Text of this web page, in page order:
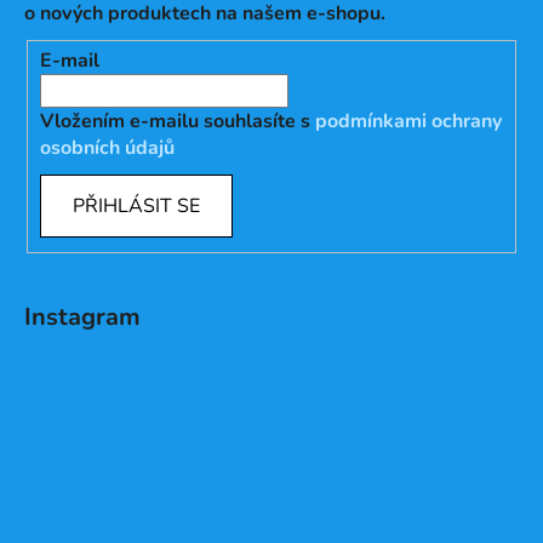
o nových produktech na našem e-shopu.
E-mail
Vložením e-mailu souhlasíte s podmínkami ochrany
osobních údajů
PŘIHLÁSIT SE
Instagram